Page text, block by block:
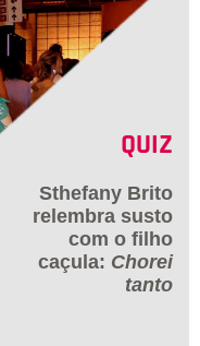
QUIZ
Sthefany Brito
relembra susto
com o filho
caçula: Chorei
tanto